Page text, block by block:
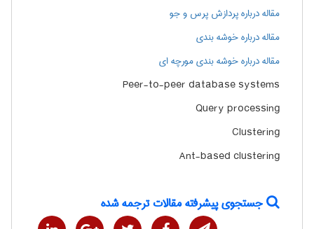
مقاله درباره پردازش پرس و جو
مقاله درباره خوشه بندی
مقاله درباره خوشه بندی مورچه ای
Peer-to-peer database systems
Query processing
Clustering
Ant-based clustering
جستجوی پیشرفته مقالات ترجمه شده